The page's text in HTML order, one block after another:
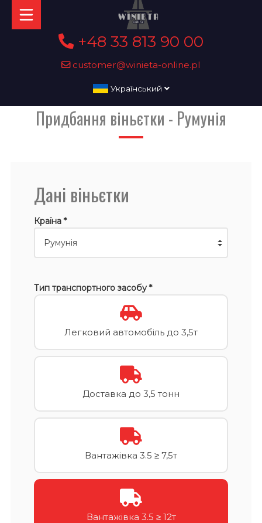
+48 33 813 90 00
customer@winieta-online.pl
Український
Придбання віньєтки - Румунія
Дані віньєтки
Країна *
Тип транспортного засобу *
Легковий автомобіль до 3,5т
Доставка до 3,5 тонн
Вантажівка 3.5 ≥ 7,5т
Вантажівка 3.5 ≥ 12т